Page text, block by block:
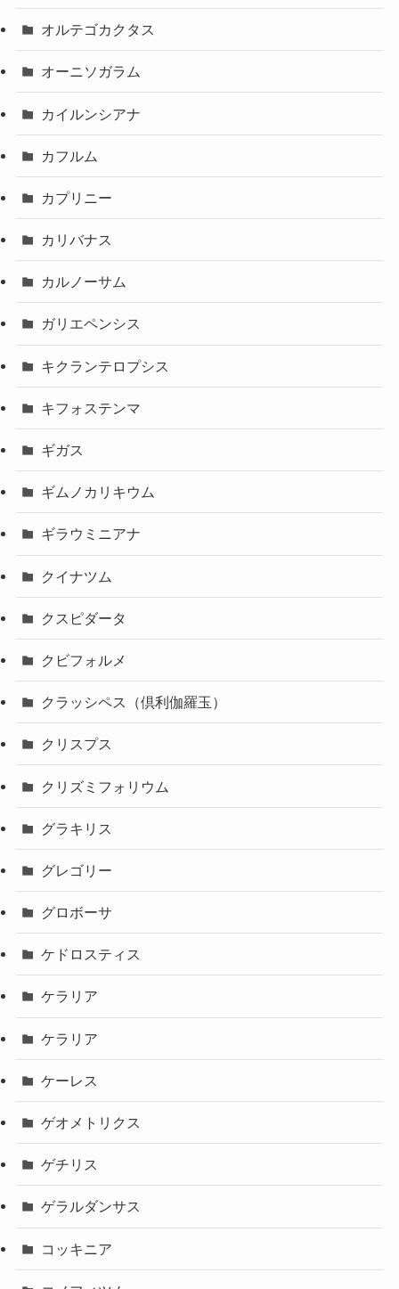
オルテゴカクタス
オーニソガラム
カイルンシアナ
カフルム
カプリニー
カリバナス
カルノーサム
ガリエペンシス
キクランテロプシス
キフォステンマ
ギガス
ギムノカリキウム
ギラウミニアナ
クイナツム
クスピダータ
クビフォルメ
クラッシペス（倶利伽羅玉）
クリスプス
クリズミフォリウム
グラキリス
グレゴリー
グロボーサ
ケドロスティス
ケラリア
ケラリア
ケーレス
ゲオメトリクス
ゲチリス
ゲラルダンサス
コッキニア